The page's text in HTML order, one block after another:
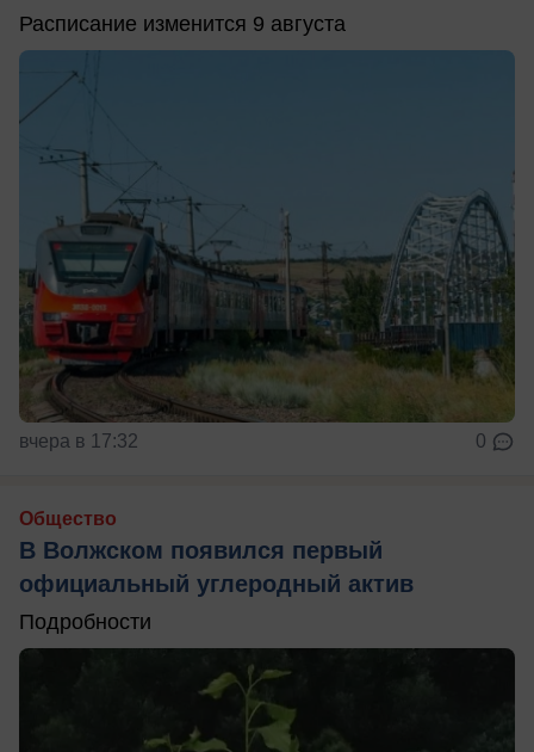
Расписание изменится 9 августа
вчера в 17:32 0
Общество
В Волжском появился первый
официальный углеродный актив
Подробности